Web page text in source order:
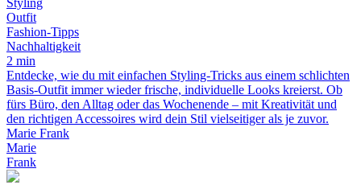
Styling
Outfit
Fashion-Tipps
Nachhaltigkeit
2 min
Entdecke, wie du mit einfachen Styling-Tricks aus einem schlichten
Basis-Outfit immer wieder frische, individuelle Looks kreierst. Ob
fürs Büro, den Alltag oder das Wochenende – mit Kreativität und
den richtigen Accessoires wird dein Stil vielseitiger als je zuvor.
Marie Frank
Marie
Frank